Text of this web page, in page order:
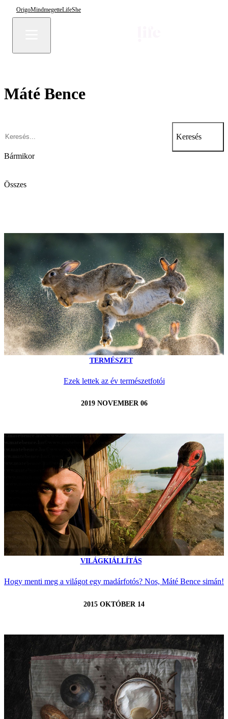
OrigoMindmegetteLifeShe
Máté Bence
Keresés
Bármikor
Összes
TERMÉSZET
Ezek lettek az év természetfotói
2019 NOVEMBER 06
VILÁGKIÁLLÍTÁS
Hogy menti meg a világot egy madárfotós? Nos, Máté Bence simán!
2015 OKTÓBER 14